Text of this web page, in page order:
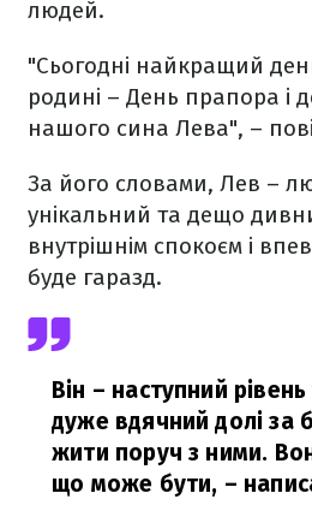
людей.
"Сьогодні найкращий
родині – День прапора і
нашого сина Лева", –
За його словами, Лев –
унікальний та дещо
внутрішнім спокоєм і
буде гаразд.
Він – наступний
дуже вдячний долі за
жити поруч з ними.
що може бути, –